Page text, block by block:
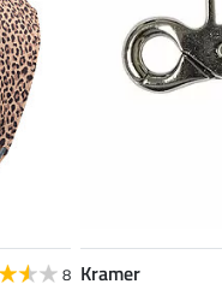
8 Kramer